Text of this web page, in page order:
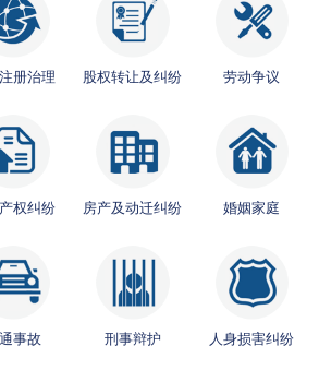
册治理 股权转让及纠纷 劳动争议
权纠纷 房产及动迁纠纷 婚姻家庭
事故 刑事辩护 人身损害纠纷